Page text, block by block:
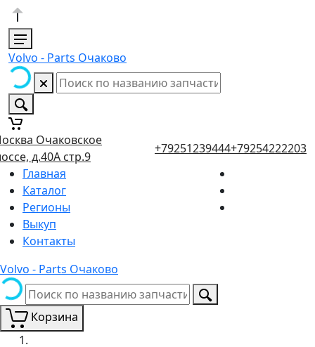
Volvo - Parts Очаково
Очаковское
д.40А стр.9
+79251239444+79254222203
Главная
Каталог
Регионы
Выкуп
Контакты
Volvo - Parts Очаково
Корзина